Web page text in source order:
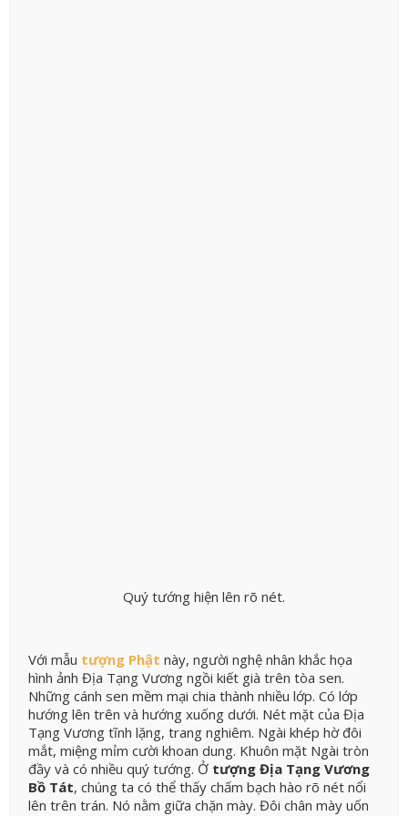
Quý tướng hiện lên rõ nét.
Với mẫu tượng Phật này, người nghệ nhân khắc họa
hình ảnh Địa Tạng Vương ngồi kiết già trên tòa sen.
Những cánh sen mềm mại chia thành nhiều lớp. Có lớp
hướng lên trên và hướng xuống dưới. Nét mặt của Địa
Tạng Vương tĩnh lặng, trang nghiêm. Ngài khép hờ đôi
mắt, miệng mỉm cười khoan dung. Khuôn mặt Ngài tròn
đầy và có nhiều quý tướng. Ở tượng Địa Tạng Vương
Bồ Tát, chúng ta có thể thấy chấm bạch hào rõ nét nổi
lên trên trán. Nó nằm giữa chặn mày. Đôi chân mày uốn